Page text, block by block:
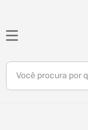
Você procura por